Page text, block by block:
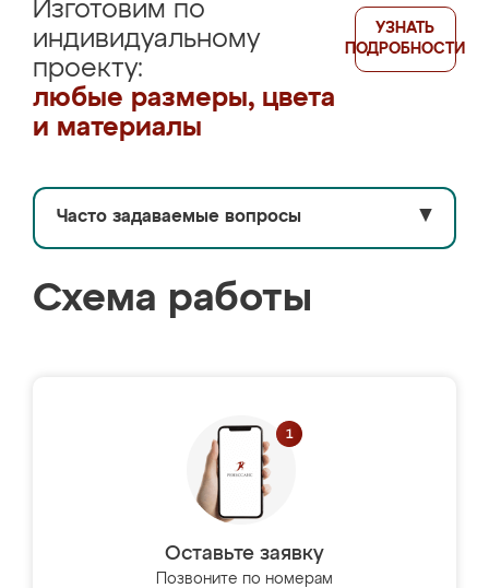
Изготовим по
индивидуальному
проекту:
любые размеры, цвета
и материалы
УЗНАТЬ
ПОДРОБНОСТИ
Часто задаваемые вопросы ▼
Схема работы
Оставьте заявку
Позвоните по номерам